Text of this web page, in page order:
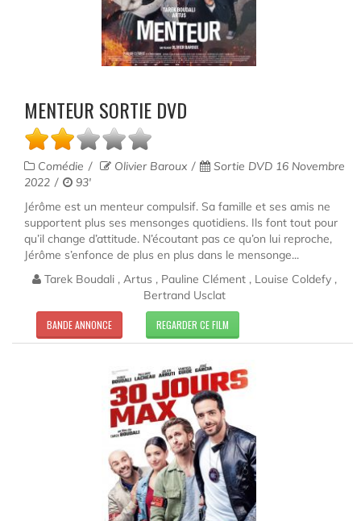
MENTEUR SORTIE DVD
Comédie Olivier Baroux
Sortie DVD 16 Novembre
2022
93'
Jérôme est un menteur compulsif. Sa famille et ses amis ne
supportent plus ses mensonges quotidiens. Ils font tout pour
qu’il change d’attitude. N’écoutant pas ce qu’on lui reproche,
Jérôme s’enfonce de plus en plus dans le mensonge...
Tarek Boudali , Artus , Pauline Clément , Louise Coldefy ,
Bertrand Usclat
BANDE ANNONCE REGARDER CE FILM